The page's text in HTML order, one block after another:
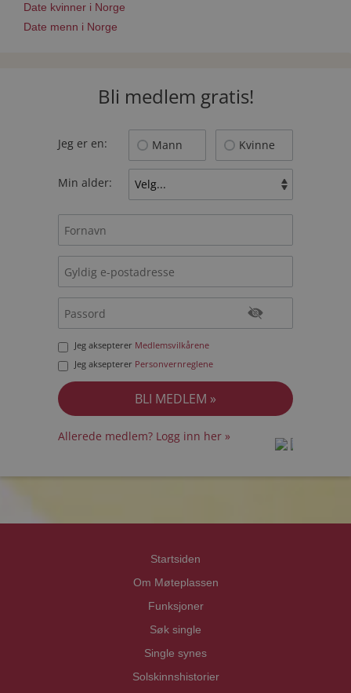
Date kvinner i Norge
Date menn i Norge
Bli medlem gratis!
Jeg er en: Mann Kvinne
Min alder:
Jeg aksepterer Medlemsvilkårene
Jeg aksepterer Personvernreglene
Allerede medlem? Logg inn her »
Startsiden
Om Møteplassen
Funksjoner
Søk single
Single synes
Solskinnshistorier